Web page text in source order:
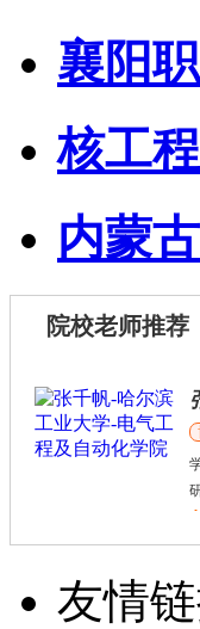
襄阳
核工
内蒙
院校老师推荐
友情链